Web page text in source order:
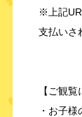
※上記
支払いさ
【ご観覧
・お子